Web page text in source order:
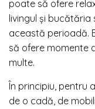
poate să ofere
livingul și bucătăria
această perioadă.
să ofere momente
multe.
În principiu, pentru
de o cadă, de